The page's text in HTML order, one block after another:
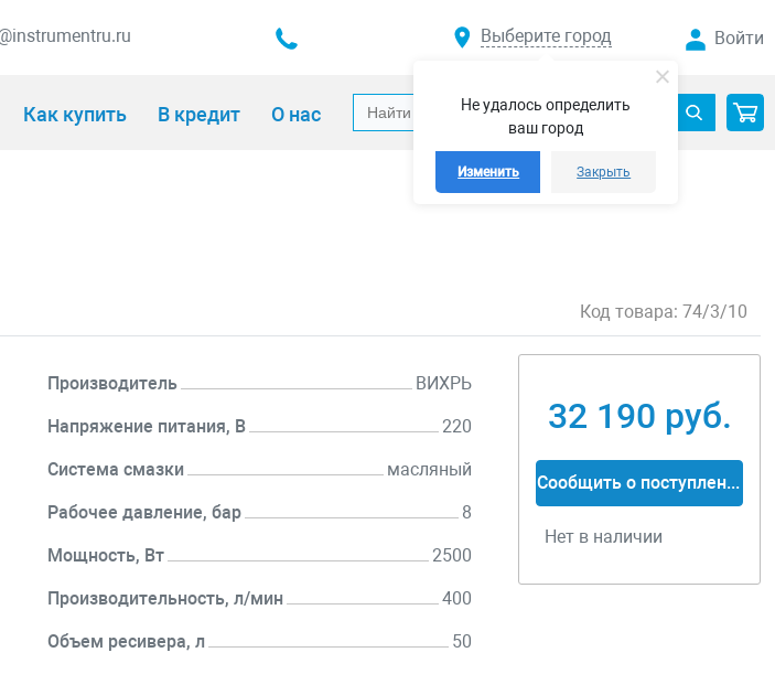
Не удалось определить
ваш город
Изменить Закрыть
Выберите город Войти
Как купить В кредит О нас
Код товара: 74/3/10
Производитель ВИХРЬ
Напряжение питания, В 220
Система смазки масляный
Рабочее давление, бар 8
Мощность, Вт 2500
Производительность, л/мин 400
Объем ресивера, л 50
32 190 руб.
Сообщить о поступлении
Нет в наличии